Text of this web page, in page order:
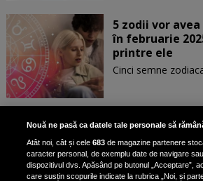
5 zodii vor
în februarie
printre ele
Cinci semne
Patru zodii
special de la
ianuarie. Vezi
ele
Nouă ne pasă ca datele tale personale să
Atât noi, cât și cele683 de magazine partenere
caracter personal, de exemplu date de navigare
dispozitivul dvs. Apăsând pe butonul „Acceptare”,
care susțin scopurile indicate la rubrica „Noi, și